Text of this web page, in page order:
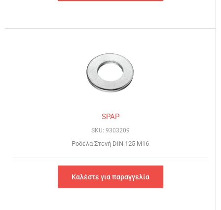
SPAP
SKU: 9303209
Ροδέλα Στενή DIN 125 Μ16
Καλέστε για παραγγελία